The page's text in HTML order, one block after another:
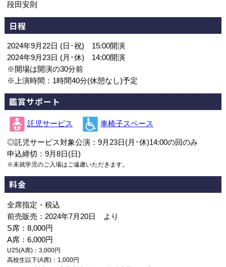
段田安則
日程
2024年9月22日 (日･祝) 15:00開演
2024年9月23日 (月･休) 14:00開演
※開場は開演の30分前
※上演時間：1時間40分(休憩なし)予定
鑑賞サポート
託児サービス 車椅子スペース
◎託児サービス対象公演：9月23日(月･休)14:00の回のみ
申込締切：9月8日(日)
※未就学児のご入場はご遠慮いただきます。
料金
全席指定・税込
前売販売：2024年7月20日 より
S席：8,000円
A席：6,000円
U25(A席)：3,000円
高校生以下(A席)：1,000円